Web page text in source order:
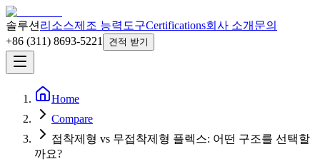
솔루션 리소스제조 능력 도구Certifications회사 소개 문의
+86 (311) 8693-5221
견적 받기
Home
Compare
접착제형 vs 무접착제형 플렉스: 어떤 구조를 선택할
까요?